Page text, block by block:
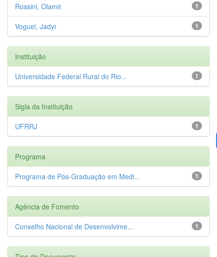
1
Rossini, Olamir
1
Voguel, Jadyr
Instituição
1
Universidade Federal Rural do Rio...
Sigla da Instituição
1
UFRRJ
Programa
1
Programa de Pós-Graduação em Medi...
Agência de Fomento
1
Conselho Nacional de Desenvolvime...